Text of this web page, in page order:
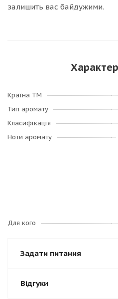
залишить вас байдужими.
Країна ТМ
Тип аромату
Класифікація
Ноти аромату
Для кого
Задати питання
Відгуки